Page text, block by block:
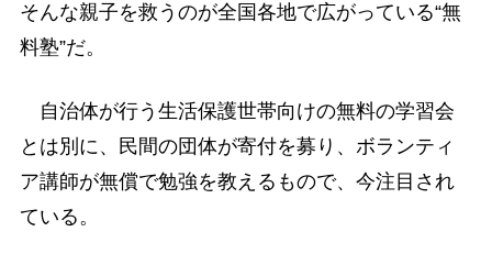
そんな親子を救うのが全国各地で広がっている“無
料塾”だ。
自治体が行う生活保護世帯向けの無料の学習会
とは別に、民間の団体が寄付を募り、ボランティ
ア講師が無償で勉強を教えるもので、今注目され
ている。